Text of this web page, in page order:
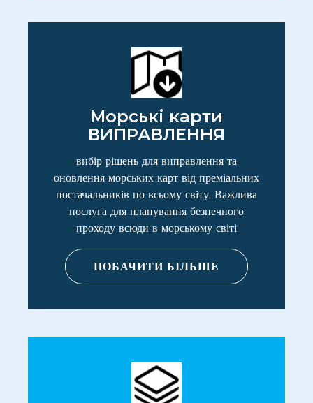
Морські карти
ВИПРАВЛЕННЯ
вибір рішень для виправлення та
оновлення морських карт від преміальних
постачальників по всьому світу. Важлива
послуга для планування безпечного
проходу всюди в морському світі
ПОБАЧИТИ БІЛЬШЕ